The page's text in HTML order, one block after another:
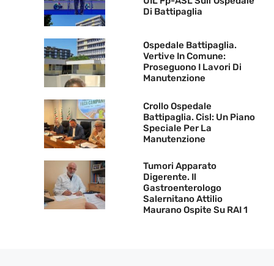
Di Battipaglia
Ospedale Battipaglia.
Vertive In Comune:
Proseguono I Lavori Di
Manutenzione
Crollo Ospedale
Battipaglia. Cisl: Un Piano
Speciale Per La
Manutenzione
Tumori Apparato
Digerente. Il
Gastroenterologo
Salernitano Attilio
Maurano Ospite Su RAI 1